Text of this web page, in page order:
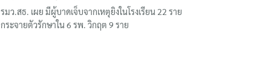
รมว.สธ. เผย มีผู้บาดเจ็บจากเหตุยิงในโรงเรียน 22 ราย
กระจายตัวรักษาใน 6 รพ. วิกฤต 9 ราย